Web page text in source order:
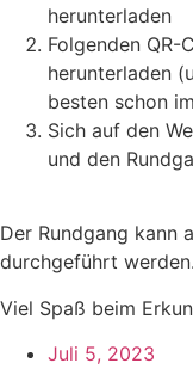
herunterladen
Folgenden QR-
herunterladen
besten schon
Sich auf den
und den
Der Rundgang kann
durchgeführt werden.
Viel Spaß beim
Juli 5, 2023